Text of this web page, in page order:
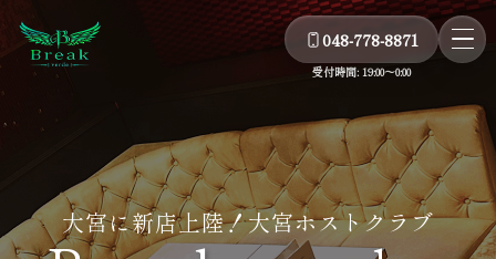
048-778-8871
受付時間: 19:00～0:00
大宮に新店上陸！大宮ホストクラブ